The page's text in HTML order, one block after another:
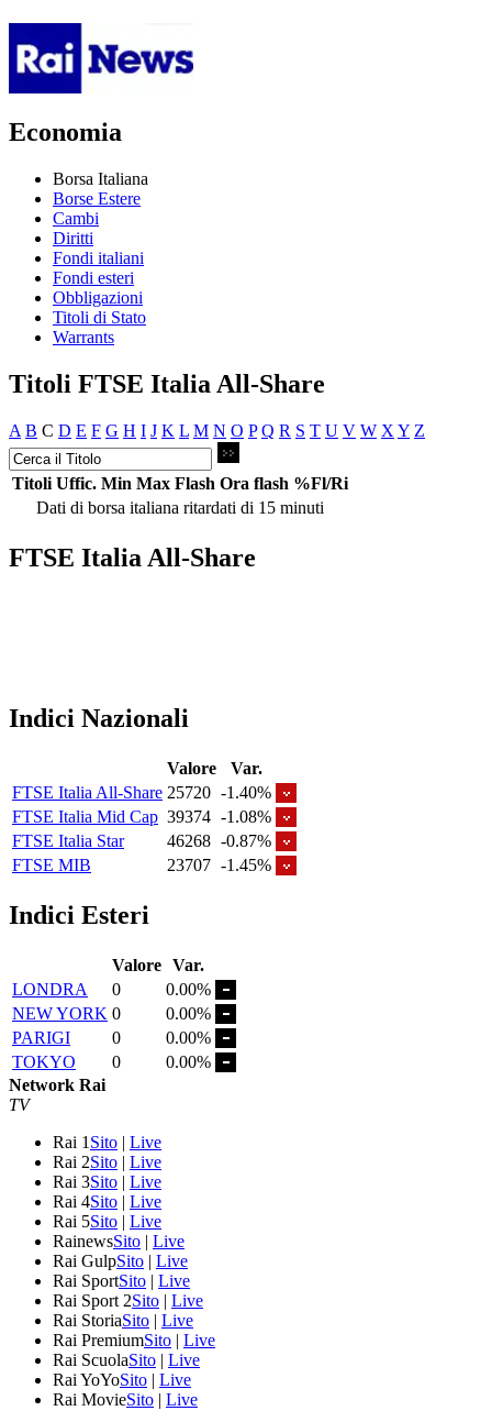
Economia
Borsa Italiana
Borse Estere
Cambi
Diritti
Fondi italiani
Fondi esteri
Obbligazioni
Titoli di Stato
Warrants
Titoli FTSE Italia All-Share
A B C D E F G H I J K L M N O P Q R S T U V W X Y Z
Titoli Uffic. Min Max Flash Ora flash %Fl/Ri
Dati di borsa italiana ritardati di 15 minuti
FTSE Italia All-Share
Indici Nazionali
Valore
Var.
FTSE Italia All-Share 25720 -1.40%
FTSE Italia Mid Cap 39374 -1.08%
FTSE Italia Star
46268 -0.87%
FTSE MIB
23707 -1.45%
Indici Esteri
Valore Var.
LONDRA
0
0.00%
NEW YORK 0
0.00%
PARIGI
0
0.00%
TOKYO
0
0.00%
Network Rai
TV
Rai 1 Sito | Live
Rai 2Sito | Live
Rai 3Sito | Live
Rai 4Sito | Live
Rai 5Sito | Live
RainewsSito | Live
Rai GulpSito | Live
Rai SportSito | Live
Rai Sport 2Sito | Live
Rai StoriaSito | Live
Rai PremiumSito | Live
Rai ScuolaSito | Live
Rai YoYoSito | Live
Rai MovieSito | Live